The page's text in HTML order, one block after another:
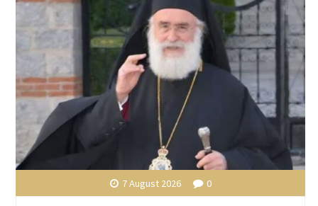
7 August 2026 0